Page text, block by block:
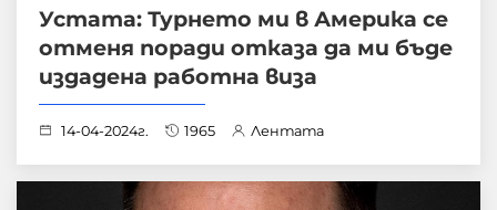
Устата: Турнето ми в Америка се
отменя поради отказа да ми бъде
издадена работна виза
14-04-2024г. 1965 Лентата